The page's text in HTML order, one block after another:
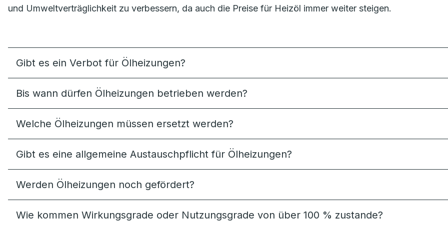
und Umweltverträglichkeit zu verbessern, da auch die Preise für Heizöl immer weiter steigen.
Gibt es ein Verbot für Ölheizungen?
Bis wann dürfen Ölheizungen betrieben werden?
Welche Ölheizungen müssen ersetzt werden?
Gibt es eine allgemeine Austauschpflicht für Ölheizungen?
Werden Ölheizungen noch gefördert?
Wie kommen Wirkungsgrade oder Nutzungsgrade von über 100 % zustande?